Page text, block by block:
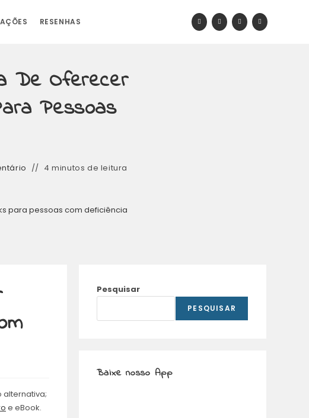
RESENHAS
De Oferecer
Pessoas
4 minutos de leitura
para pessoas com deficiência
alternativa;
e eBook.
Pesquisar
PESQUISAR
Baixe nosso App